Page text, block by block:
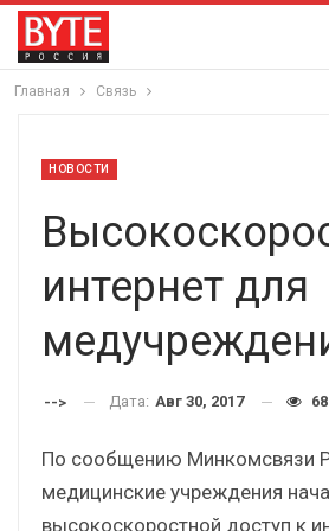
Главная Связь
НОВОСТИ
интернет для
--> Дата: Авг 30, 2017 68
По сообщению Минкомсвязи
медицинские учреждения
высокоскоростной доступ к